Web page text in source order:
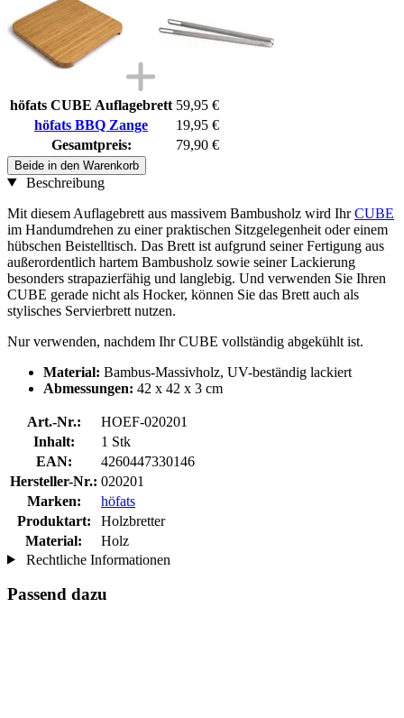
höfats CUBE Auflagebrett 59,95 €
höfats BBQ Zange
19,95 €
Gesamtpreis:
79,90 €
Beide in den Warenkorb
Beschreibung
Mit diesem Auflagebrett aus massivem Bambusholz wird IhrCUBE
im Handumdrehen zu einer praktischen Sitzgelegenheit oder einem
hübschen Beistelltisch. Das Brett ist aufgrund seiner Fertigung aus
außerordentlich hartem Bambusholz sowie seiner Lackierung
besonders strapazierfähig und langlebig. Und verwenden Sie Ihren
CUBE gerade nicht als Hocker, können Sie das Brett auch als
stylisches Servierbrett nutzen.
Nur verwenden, nachdem Ihr CUBE vollständig abgekühlt ist.
Material: Bambus-Massivholz, UV-beständig lackiert
Abmessungen: 42 x 42 x 3 cm
Art.-Nr.:
HOEF-020201
Inhalt:
1 Stk
EAN:
4260447330146
Hersteller-Nr.: 020201
Marken:
höfats
Produktart:
Holzbretter
Material:
Holz
Rechtliche Informationen
Passend dazu